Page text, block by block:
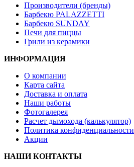
Производители (бренды)
Барбекю PALAZZETTI
Барбекю SUNDAY
Печи для пиццы
Грили из керамики
ИНФОРМАЦИЯ
О компании
Карта сайта
Доставка и оплата
Наши работы
Фотогалерея
Расчет дымохода (калькулятор)
Политика конфиденциальности
Акции
НАШИ КОНТАКТЫ